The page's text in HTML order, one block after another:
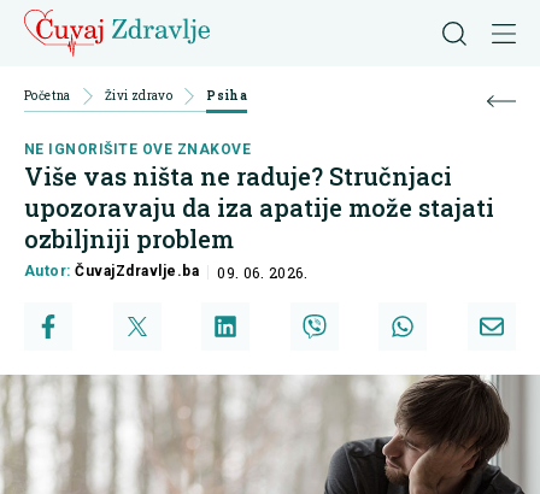
Početna Živi zdravo Psiha
NE IGNORIŠITE OVE ZNAKOVE
Više vas ništa ne raduje? Stručnjaci
upozoravaju da iza apatije može stajati
ozbiljniji problem
Autor:ČuvajZdravlje.ba 09. 06. 2026.